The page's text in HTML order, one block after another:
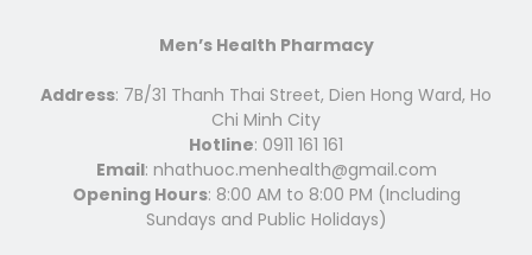
Men’s Health Pharmacy
Address: 7B/31 Thanh Thai Street, Dien Hong Ward, Ho
Chi Minh City
Hotline: 0911 161 161
Email: nhathuoc.menhealth@gmail.com
Opening Hours: 8:00 AM to 8:00 PM (Including
Sundays and Public Holidays)